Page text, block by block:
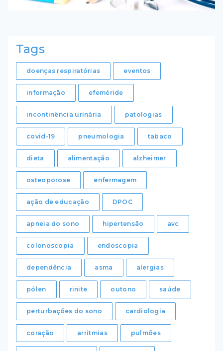
Tags
doenças respiratórias eventos
informação efeméride
incontinência urinária patologias
covid-19 pneumologia tabaco
dieta alimentação alzheimer
osteoporose enfermagem
ação de educação DPOC
apneia do sono hipertensão avc
colonoscopia endoscopia
dependência asma alergias
pólen rinite outono saúde
perturbações do sono cardiologia
coração arritmias pulmões